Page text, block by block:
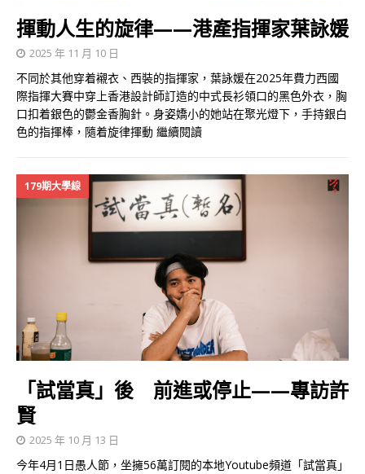
揮動人生的旋律——港產指揮家葉詠媛
2025 年 11 月 10 日
不同於其他穿着襯衣、西裝的指揮家，葉詠媛在2025年費力西國
際指揮大賽中穿上香港設計師訂造的中式長衫領口的黑色外衣，胸
口扣着銀色的鬱金香胸針。身姿嬌小的她站在聚光燈下，手持銀白
色的指揮棒，隨着旋律揮動 繼續閱讀
179期大學線
「試當真」後 前進或停止——專訪許
賢
2025 年 10 月 13 日
今年4月1日愚人節，坐擁56萬訂閱的本地Youtube頻道「試當真」